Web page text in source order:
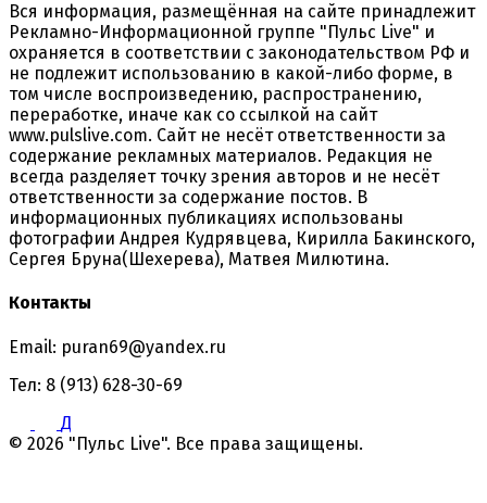
Вся информация, размещённая на сайте принадлежит
Рекламно-Информационной группе "Пульс Live" и
охраняется в соответствии с законодательством РФ и
не подлежит использованию в какой-либо форме, в
том числе воспроизведению, распространению,
переработке, иначе как со ссылкой на сайт
www.pulslive.com. Сайт не несёт ответственности за
содержание рекламных материалов. Редакция не
всегда разделяет точку зрения авторов и не несёт
ответственности за содержание постов. В
информационных публикациях использованы
фотографии Андрея Кудрявцева, Кирилла Бакинского,
Сергея Бруна(Шехерева), Матвея Милютина.
Контакты
Email: puran69@yandex.ru
Тел: 8 (913) 628-30-69
Д
© 2026 "Пульс Live". Все права защищены.